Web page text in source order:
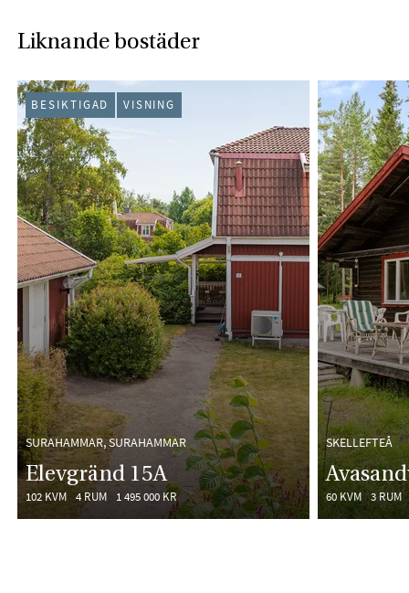
Liknande bostäder
SURAHAMMAR, SURAHAMMAR
Elevgränd 15A
102 KVM 4 RUM 1 495 000 KR
BESIKTIGAD VISNING
SKELLEFTEÅ
60 KVM 3 RUM